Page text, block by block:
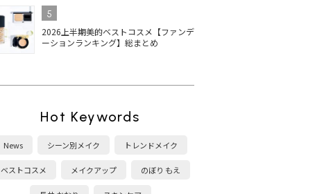
5
2026上半期美的ベストコスメ【ファンデ
ーションランキング】総まとめ
Hot Keywords
News シーン別メイク トレンドメイク
ベストコスメ メイクアップ のぼり もえ